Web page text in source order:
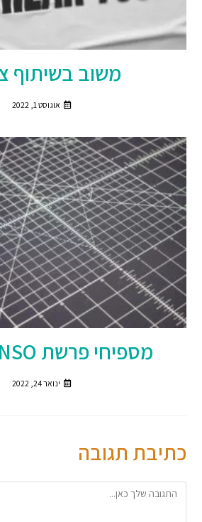
משוב בשיתוף
אוגוסט 1, 2022
מספיחי פרשת NSO – חלק I
ינואר 24, 2022
כתיבת תגובה